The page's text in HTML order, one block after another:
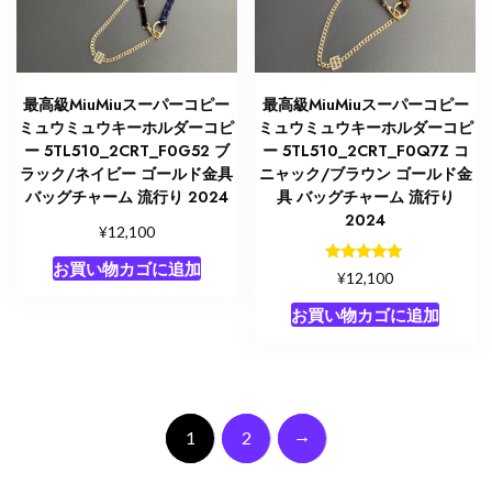
最高級MiuMiuスーパーコピー
ミュウミュウキーホルダーコピ
ー 5TL510_2CRT_F0G52 ブ
ラック/ネイビー ゴールド金具
バッグチャーム 流行り 2024
¥12,100
お買い物カゴに追加
最高級MiuMiuスーパーコピー
ミュウミュウキーホルダーコピ
ー 5TL510_2CRT_F0Q7Z コ
ニャック/ブラウン ゴールド金
具 バッグチャーム 流行り
2024
5段階中
5.00
の評価
¥12,100
お買い物カゴに追加
1 2 →